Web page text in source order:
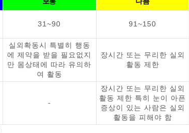
31~90 91~150
실외확동시 특별히 행동
에 제약을 받을 필요없지
만 몸상태에 따라 유의하
여 활동
장시간 또는 무리한 실외
활동 제한
-
장시간 또는 무리한 실외
활동 제한 특히 눈이 아픈
증상이 있는 사람은 실외
활동을 피해야 함